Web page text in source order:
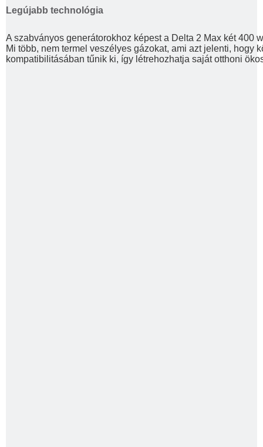
Legújabb technológia
A szabványos generátorokhoz képest a Delta 2 Max két
Mi több, nem termel veszélyes gázokat, ami azt jelenti,
kompatibilitásában tűnik ki, így létrehozhatja saját otthoni